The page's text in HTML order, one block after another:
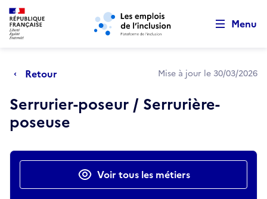
Aller au menu principal Aller au contenu principal
Menu
Retour Mise à jour le 30/03/2026
Serrurier-poseur / Serrurière-
poseuse
Actions rapidesVoir tous les métiers
Retour au début de la page
Panneau de gestion des cookies